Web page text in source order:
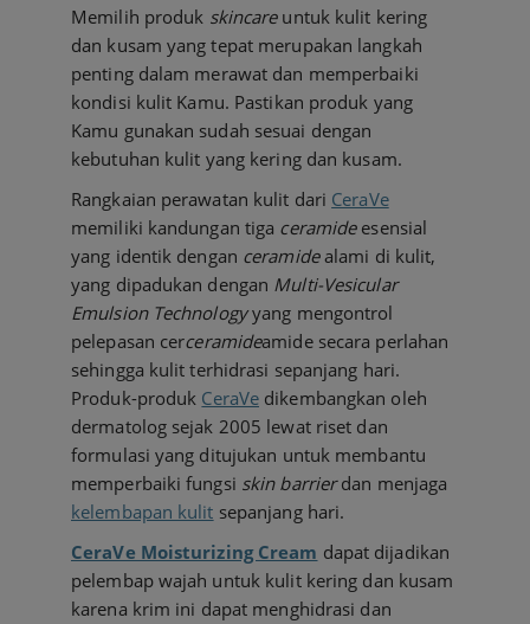
Memilih produk skincareuntuk kulit kering
dan kusam yang tepat merupakan langkah
penting dalam merawat dan memperbaiki
kondisi kulit Kamu. Pastikan produk yang
Kamu gunakan sudah sesuai dengan
kebutuhan kulit yang kering dan kusam.
Rangkaian perawatan kulit dari CeraVe
memiliki kandungan tiga ceramideesensial
yang identik dengan ceramidealami di kulit,
yang dipadukan dengan Multi-Vesicular
Emulsion Technologyyang mengontrol
pelepasan cerceramideamide secara perlahan
sehingga kulit terhidrasi sepanjang hari.
Produk-produk CeraVe dikembangkan oleh
dermatolog sejak 2005 lewat riset dan
formulasi yang ditujukan untuk membantu
memperbaiki fungsi skin barrierdan menjaga
kelembapan kulit sepanjang hari.
CeraVe Moisturizing Cream dapat dijadikan
pelembap wajah untuk kulit kering dan kusam
karena krim ini dapat menghidrasi dan